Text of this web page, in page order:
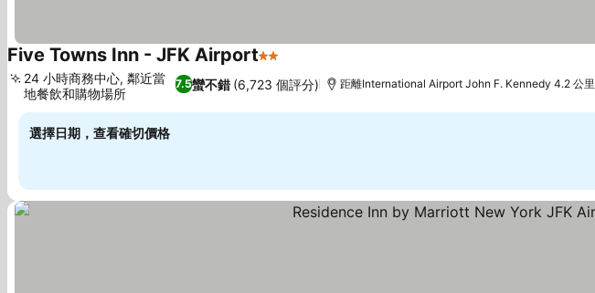
Five Towns Inn - JFK Airport2 星級
7.5蠻不錯 (6,723 個評分)
24 小時商務中心, 鄰近當
地餐飲和購物場所
距離International Airport John F. Kennedy 4.2 公里
選擇日期，查看確切價格